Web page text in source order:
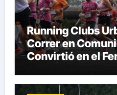
Running Clubs
Correr en
Convirtió en el
Fitness del Siglo
Pocaterra